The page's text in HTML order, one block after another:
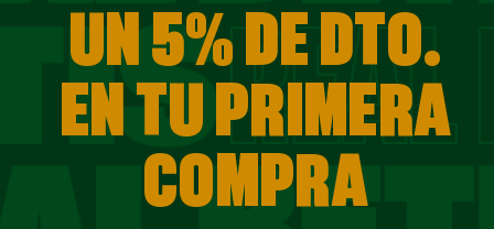
UN 5% DE DTO.
EN TU PRIMERA
COMPRA